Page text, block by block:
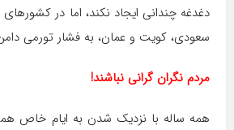
دغدغه چندانی ایجاد نکند، اما در
سعودی، کویت و عمان، به فشار تورمی
مردم نگران گرانی نباشند!
همه ساله با نزدیک شدن به ایام خاص